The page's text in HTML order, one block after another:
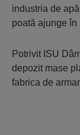
industria de
poată ajunge în
Potrivit ISU
depozit mase
fabrica de